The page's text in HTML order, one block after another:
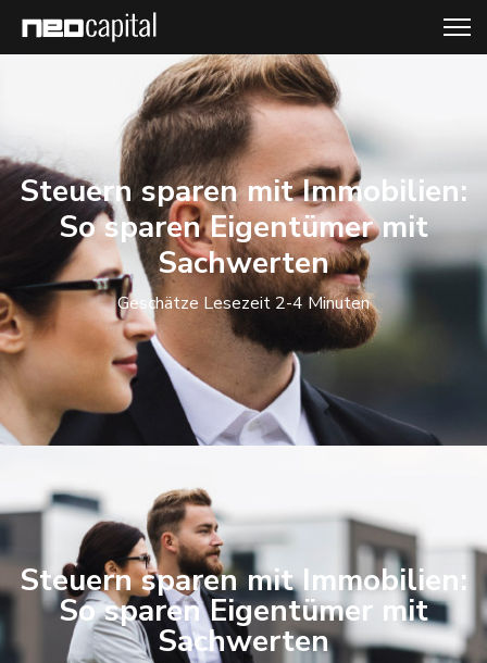
Steuern sparen mit Immobilien:
So sparen Eigentümer mit
Sachwerten
Geschätze Lesezeit 2-4 Minuten
Steuern sparen mit Immobilien:
So sparen Eigentümer mit
Sachwerten